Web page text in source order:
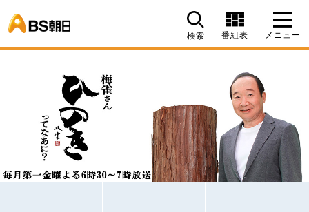
検索 番組表 メニュー